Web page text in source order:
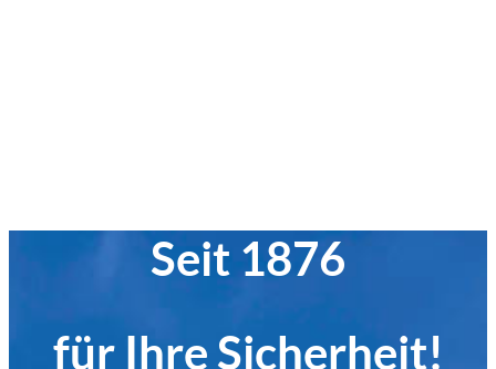
Seit 1876
für Ihre Sicherheit!